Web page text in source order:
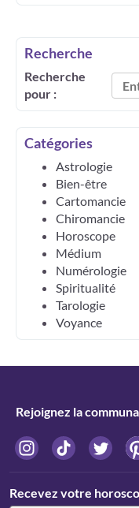
Recherche
Recherche
pour :
Catégories
Astrologie
Bien-être
Cartomancie
Chiromancie
Horoscope
Médium
Numérologie
Spiritualité
Tarologie
Voyance
Rejoignez la
Recevez votre